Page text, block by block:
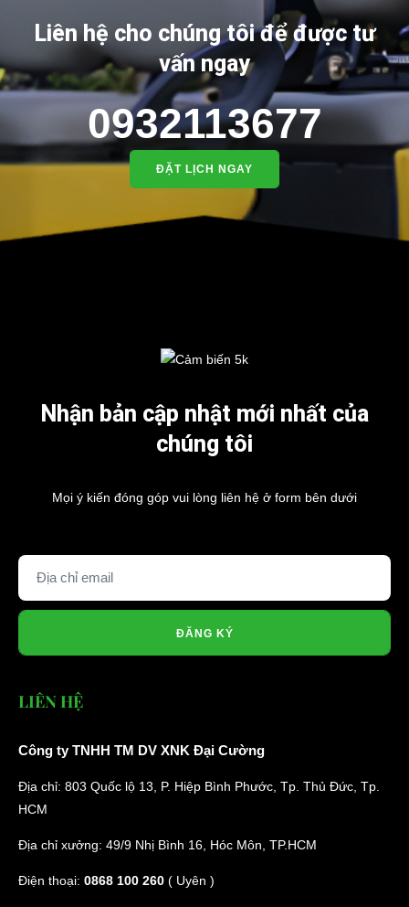
Liên hệ cho chúng tôi để được tư
vấn ngay
0932113677
ĐẶT LỊCH NGAY
Nhận bản cập nhật mới nhất của
chúng tôi
Mọi ý kiến đóng góp vui lòng liên hệ ở form bên dưới
ĐĂNG KÝ
LIÊN HỆ
Công ty TNHH TM DV XNK Đại Cường
Địa chỉ: 803 Quốc lộ 13, P. Hiệp Bình Phước, Tp. Thủ Đức, Tp.
HCM
Địa chỉ xưởng: 49/9 Nhị Bình 16, Hóc Môn, TP.HCM
Điện thoại: 0868 100 260 ( Uyên )